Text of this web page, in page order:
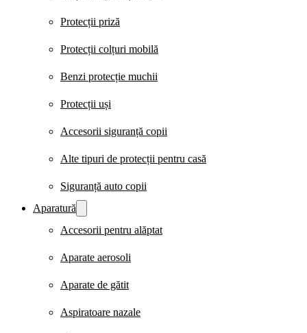
Protecții priză
Protecții colțuri mobilă
Benzi protecție muchii
Protecții uși
Accesorii siguranță copii
Alte tipuri de protecții pentru casă
Siguranță auto copii
Aparatură
Accesorii pentru alăptat
Aparate aerosoli
Aparate de gătit
Aspiratoare nazale